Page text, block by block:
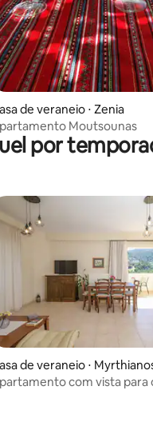
de veraneio ⋅ Zenia
Moutsounas
por
média de 5, 8
de veraneio ⋅
com vista para